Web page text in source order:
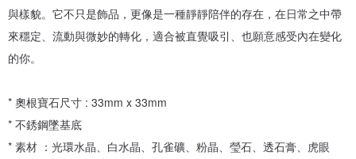
與樣貌。它不只是飾品，更像是一種靜靜陪伴的存在，在日常之中帶
來穩定、流動與微妙的轉化，適合被直覺吸引、也願意感受內在變化
的你。
* 奧根寶石尺寸 : 33mm x 33mm
* 不銹鋼墜基底
* 素材 ：光環水晶、白水晶、孔雀礦、粉晶、瑩石、透石膏、虎眼